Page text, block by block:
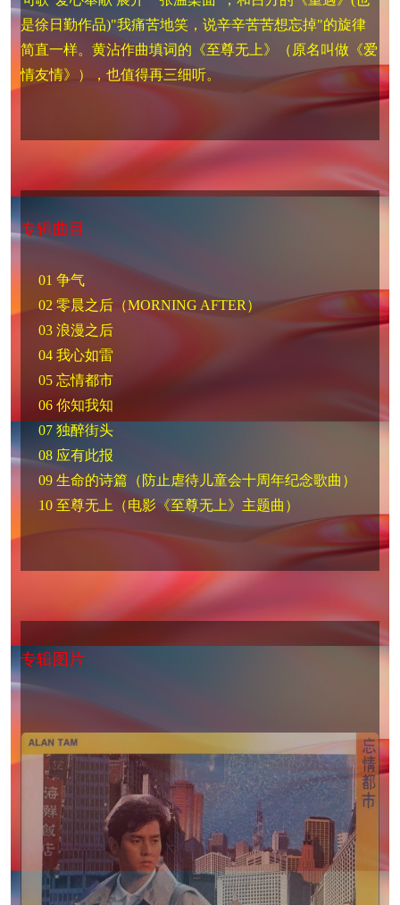
是徐日勤作品)"我痛苦地笑，说辛辛苦苦想忘掉"的旋律
简直一样。黄沾作曲填词的《至尊无上》（原名叫做《爱
情友情》），也值得再三细听。
专辑曲目
01 争气
02 零晨之后（MORNING AFTER）
03 浪漫之后
04 我心如雷
05 忘情都市
06 你知我知
07 独醉街头
08 应有此报
09 生命的诗篇（防止虐待儿童会十周年纪念歌曲）
10 至尊无上（电影《至尊无上》主题曲）
专辑图片